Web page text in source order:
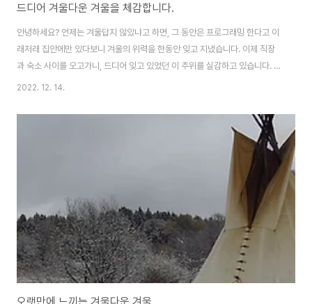
드디어 겨울다운 겨울을 체감합니다.
안녕하세요? 언제는 겨울답지 않았냐고 하면, 그 동안은 프로그래밍 한다고 이
래저래 집안에만 있다보니 겨울의 위력을 한동안 잊고 지냈습니다. 이제 직장
과 숙소 사이를 오고가니, 드디어 잊고 있었던 이 추위를 실감하고 있습니다. 아
무튼 추위는 추위이고, 어떻게 특별히 무슨 방해요소 라든가 어려움이 크지는
면, 어떻게 오랫만에 겨울철에 긴팔옷을 입는 것으로 바뀐 것이 아닌가 하는 생
2022. 12. 14.